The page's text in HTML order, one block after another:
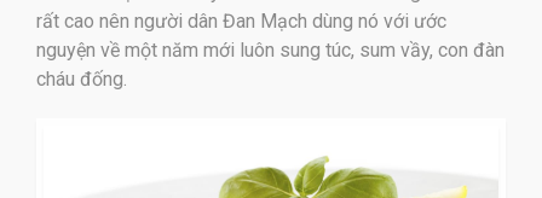
rất cao nên người dân Đan Mạch dùng nó với ước
nguyện về một năm mới luôn sung túc, sum vầy, con đàn
cháu đống.